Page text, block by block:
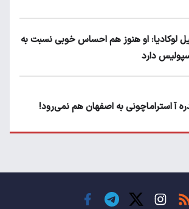
لوکادیا: او هنوز هم احساس خوبی نسبت به
دارد
آ استراماچونی به اصفهان هم نمی‌رود!
روی هوا!